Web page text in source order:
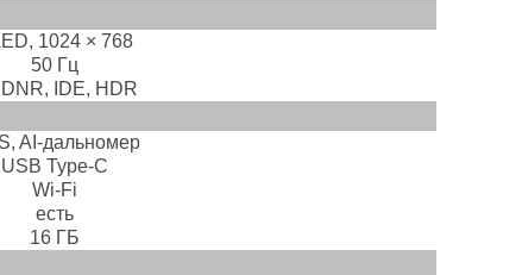
1024 × 768
50 Гц
IDE, HDR
AI-дальномер
USB Type-C
Wi-Fi
есть
16 ГБ